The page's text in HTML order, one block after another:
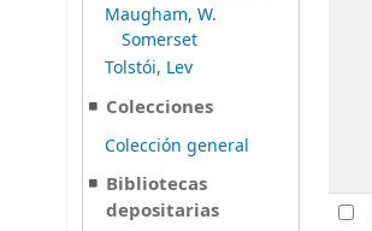
Maugham, W.
Somerset
Tolstói, Lev
Colecciones
Colección general
Bibliotecas
depositarias